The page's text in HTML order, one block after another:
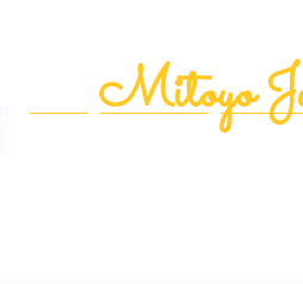
Mitoyo